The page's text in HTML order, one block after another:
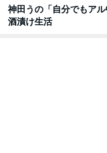
神田うの「自分でもアル
酒漬け生活